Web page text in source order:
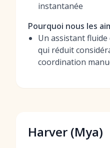
instantanée
Pourquoi nous les
Un assistant
qui réduit
coordination
Harver (Mya)